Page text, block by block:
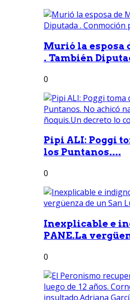
Murió la esposa
. También
0
Pipi ALI: Poggi
los Puntanos....
0
Inexplicable e
PANE.La
0